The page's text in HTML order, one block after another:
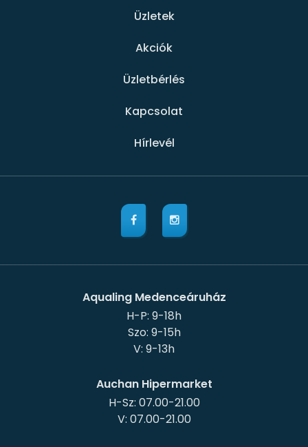
Üzletek
Akciók
Üzletbérlés
Kapcsolat
Hírlevél
Aqualing Medenceáruház
H-P: 9-18h
Szo: 9-15h
Auchan Hipermarket
H-Sz: 07.00-21.00
V: 07.00-21.00